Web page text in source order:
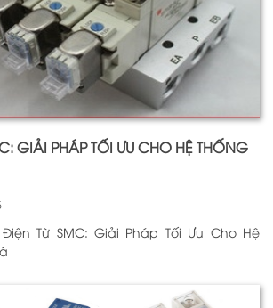
GIẢI PHÁP TỐI ƯU CHO HỆ THỐNG
Từ SMC: Giải Pháp Tối Ưu Cho Hệ